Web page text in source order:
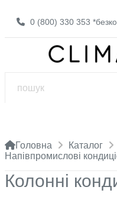
0 (800) 330 353
Головна Каталог
Напівпромислові
Колонні